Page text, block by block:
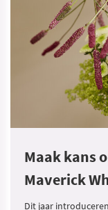
Maak kans
Maverick
Dit jaar